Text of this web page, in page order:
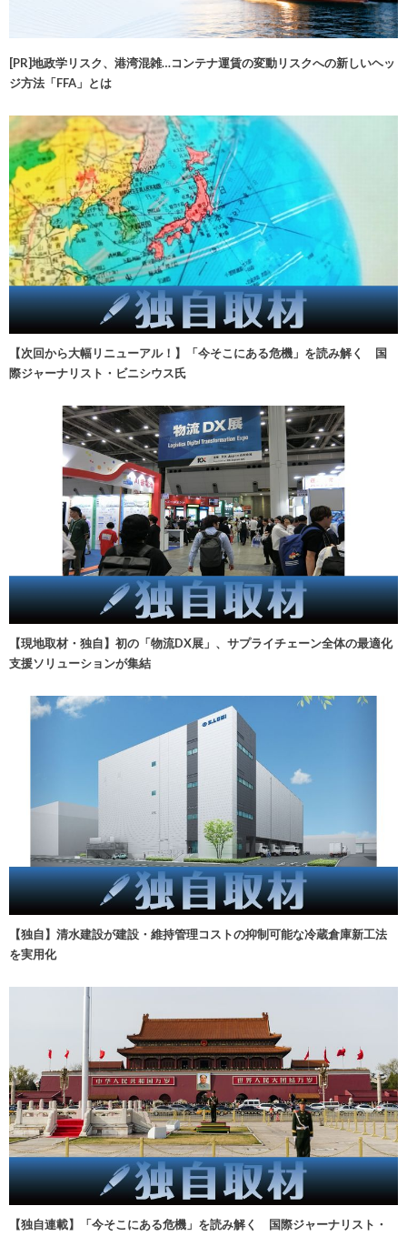
[PR]地政学リスク、港湾混雑…コンテナ運賃の変動リスクへの新しいヘッ
ジ方法「FFA」とは
【次回から大幅リニューアル！】「今そこにある危機」を読み解く 国
際ジャーナリスト・ビニシウス氏
【現地取材・独自】初の「物流DX展」、サプライチェーン全体の最適化
支援ソリューションが集結
【独自】清水建設が建設・維持管理コストの抑制可能な冷蔵倉庫新工法
を実用化
【独自連載】「今そこにある危機」を読み解く 国際ジャーナリスト・